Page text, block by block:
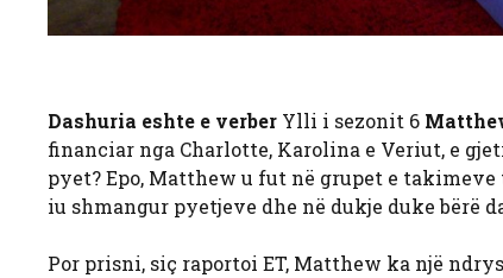
Dashuria eshte e verber Ylli i sezonit 6
financiar nga Charlotte, Karolina e Veriut, e
pyet? Epo, Matthew u fut në grupet e
iu shmangur pyetjeve dhe në dukje duke bërë
Por prisni, siç raportoi ET, Matthew ka një